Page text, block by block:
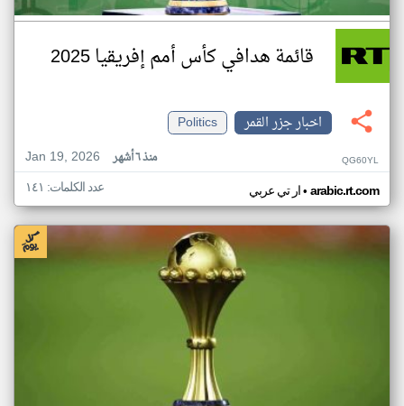
قائمة هدافي كأس أمم إفريقيا 2025
اخبار جزر القمر
Politics
Jan 19, 2026
منذ ٦ أشهر QG60YL
ار تي عربي• arabic.rt.com عدد الكلمات: ١٤١